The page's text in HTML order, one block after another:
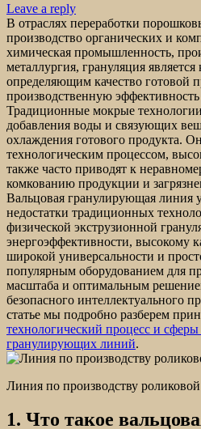
Leave a reply
В отраслях переработки
производство органических и
химическая промышленность,
металлургия, грануляция
определяющим качество готовой
производственную
Традиционные мокрые
добавления воды и связующих
охлаждения готового продукта.
технологическим процессом,
также часто приводят к
комкованию продукции и
Вальцовая гранулирующая линия
недостатки традиционных
физической экструзионной
энергоэффективности, высокому
широкой универсальности и
популярным оборудованием для
масштаба и оптимальным
безопасного интеллектуального
статье мы подробно разберем
технологический процесс и
гранулирующих линий.
Линия по производству
1. Что такое